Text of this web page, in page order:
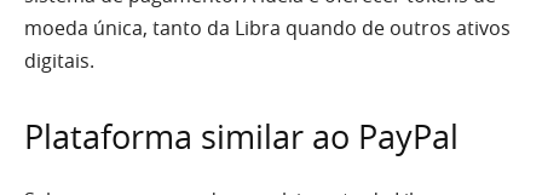
moeda única, tanto da Libra quando de outros ativos
digitais.
Plataforma similar ao PayPal